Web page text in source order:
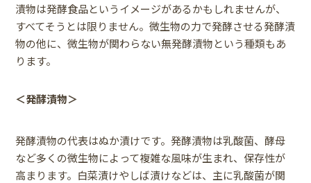
漬物は発酵食品というイメージがあるかもしれませんが、
すべてそうとは限りません。微生物の力で発酵させる発酵漬
物の他に、微生物が関わらない無発酵漬物という種類もあ
ります。
＜発酵漬物＞
発酵漬物の代表はぬか漬けです。発酵漬物は乳酸菌、酵母
など多くの微生物によって複雑な風味が生まれ、保存性が
高まります。白菜漬けやしば漬けなどは、主に乳酸菌が関